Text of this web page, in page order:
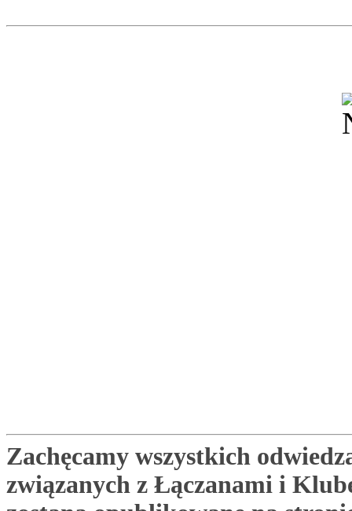
Zachęcamy wszystkich
związanych z Łączanami i